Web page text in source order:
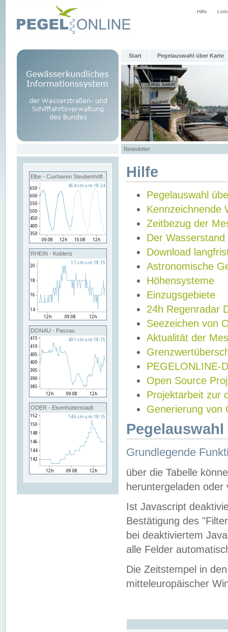
Hilfe
Start Pegelauswahl über Karte
Newsletter
Elbe - Cuxhaven Steubenhöft
RHEIN - Koblenz
DONAU - Passau
ODER - Eisenhüttenstadt
Hilfe
Pegelauswahl
Kennzeichnende
Zeitbezug der
Der Wasserstand
Download
Astronomische
Höhensysteme
Einzugsgebiete
24h Regenradar
Seezeichen von
Aktualität der
PEGELONLINE-
Open Source
Projektarbeit zur
Generierung von
Grundlegende
über die Tabelle
heruntergeladen oder
Ist Javascript
Bestätigung des
bei deaktiviertem
alle Felder
Die Zeitstempel in
mitteleuropäischer